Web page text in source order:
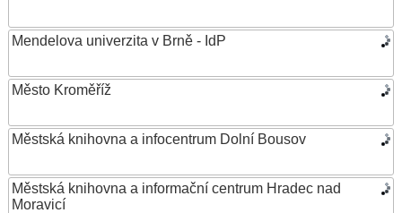
Mendelova univerzita v Brně - IdP
Město Kroměříž
Městská knihovna a infocentrum Dolní Bousov
Městská knihovna a informační centrum Hradec nad
Moravicí